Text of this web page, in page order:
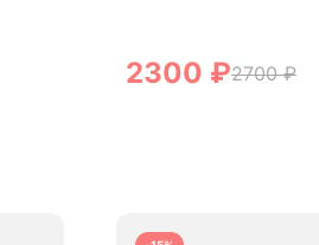
2300 ₽2700₽